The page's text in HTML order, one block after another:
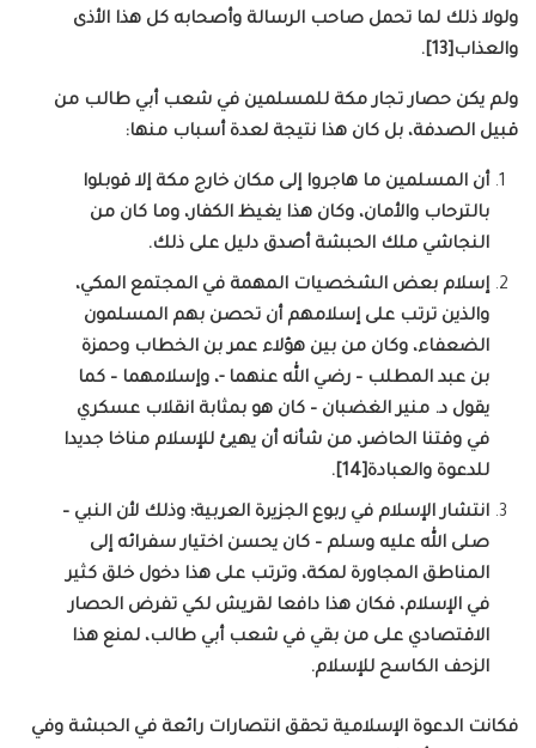
ولولا ذلك لما تحمل صاحب الرسالة وأصحابه كل هذا الأذى
والعذاب[13].
ولم يكن حصار تجار مكة للمسلمين في شعب أبي طالب من
قبيل الصدفة، بل كان هذا نتيجة لعدة أسباب منها:
أن المسلمين ما هاجروا إلى مكان خارج مكة إلا قوبلوا
بالترحاب والأمان، وكان هذا يغيظ الكفار، وما كان من
النجاشي ملك الحبشة أصدق دليل على ذلك.
إسلام بعض الشخصيات المهمة في المجتمع المكي،
والذين ترتب على إسلامهم أن تحصن بهم المسلمون
الضعفاء، وكان من بين هؤلاء عمر بن الخطاب وحمزة
بن عبد المطلب – رضي الله عنهما -، وإسلامهما – كما
يقول د. منير الغضبان – كان هو بمثابة انقلاب عسكري
في وقتنا الحاضر، من شأنه أن يهيئ للإسلام مناخا جديدا
للدعوة والعبادة[14].
انتشار الإسلام في ربوع الجزيرة العربية؛ وذلك لأن النبي –
صلى الله عليه وسلم – كان يحسن اختيار سفرائه إلى
المناطق المجاورة لمكة، وترتب على هذا دخول خلق كثير
في الإسلام، فكان هذا دافعا لقريش لكي تفرض الحصار
الاقتصادي على من بقي في شعب أبي طالب، لمنع هذا
الزحف الكاسح للإسلام.
فكانت الدعوة الإسلامية تحقق انتصارات رائعة في الحبشة وفي